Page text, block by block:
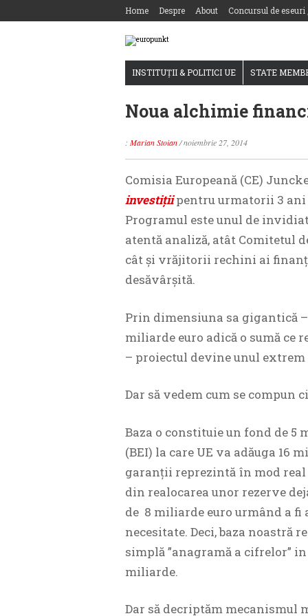
Home Despre About Concursul de eseuri
INSTITUȚII & POLITICI UE STATE
Noua alchimie
: Marian Stoian/noiembrie 27, 2014
Comisia Europeană (CE)
investițiipentru urmatorii 3 ani
Programul este unul de
atentă analiză, atât Comitetul
cât și vrăjitorii rechini ai
desăvârșită.
Prin dimensiuna sa gigantică
miliarde euro adică o sumă ce
– proiectul devine unul
Dar să vedem cum se compun
Baza o constituie un fond de
(BEI) la care UE va adăuga 16
garanții reprezintă în mod
din realocarea unor rezerve
de 8 miliarde euro urmând a fi
necesitate. Deci, baza noastră
simplă ”anagramă a cifrelor”
miliarde.
Dar să decriptăm mecanismul